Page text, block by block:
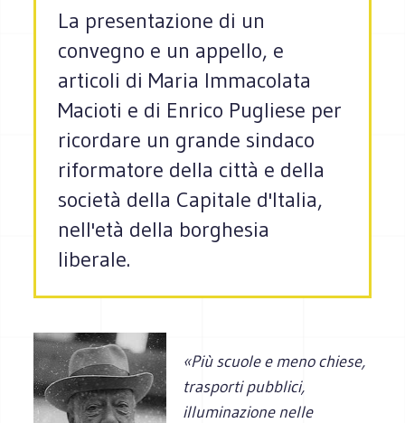
La presentazione di un
convegno e un appello, e
articoli di Maria Immacolata
Macioti e di Enrico Pugliese per
ricordare un grande sindaco
riformatore della città e della
società della Capitale d'Italia,
nell'età della borghesia
liberale.
«Più scuole e meno chiese,
trasporti pubblici,
illuminazione nelle